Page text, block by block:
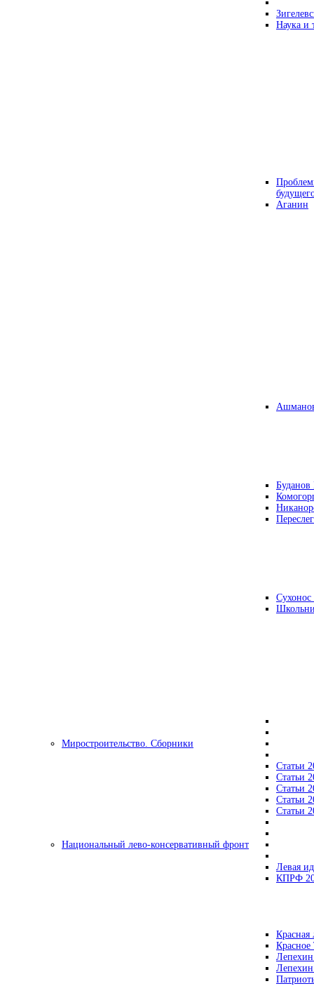
Наука и
Аганин
Буданов
Миростроительство. Сборники
Статьи
Статьи
Статьи
Статьи
Статьи
Национальный лево-консервативный фронт
Левая
КПРФ
Красная